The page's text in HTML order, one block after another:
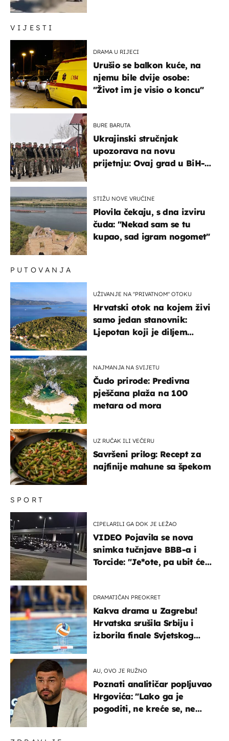
VIJESTI
DRAMA U RIJECI
Urušio se balkon kuće, na
njemu bile dvije osobe:
"Život im je visio o koncu"
BURE BARUTA
Ukrajinski stručnjak
upozorava na novu
prijetnju: Ovaj grad u BiH-u
STIŽU NOVE VRUĆINE
Plovila čekaju, s dna izviru
čuda: "Nekad sam se tu
kupao, sad igram nogomet"
SPORT
CIPELARILI GA DOK JE LEŽAO
VIDEO Pojavila se nova
snimka tučnjave BBB-a i
Torcide: "Je*ote, pa ubit će
DRAMATIČAN PREOKRET
Kakva drama u Zagrebu!
Hrvatska srušila Srbiju i
izborila finale Svjetskog
AU, OVO JE RUŽNO
Poznati analitičar popljuvao
Hrgovića: "Lako ga je
pogoditi, ne kreće se, ne
PUTOVANJA
UŽIVANJE NA "PRIVATNOM" OTOKU
Hrvatski otok na kojem živi
samo jedan stanovnik:
Ljepotan koji je diljem
NAJMANJA NA SVIJETU
Čudo prirode: Predivna
pješčana plaža na 100
metara od mora
UZ RUČAK ILI VEČERU
Savršeni prilog: Recept za
najfinije mahune sa špekom